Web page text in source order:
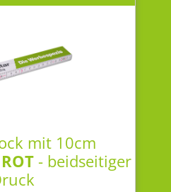
mit 10cm
ROT- beidseitiger